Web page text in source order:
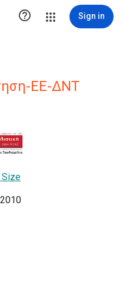
 Sign in
ΕΕ-ΔΝΤ
Size